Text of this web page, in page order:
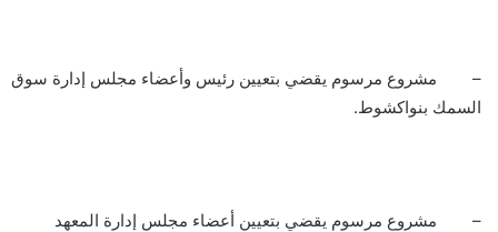
– مشروع مرسوم يقضي بتعيين رئيس وأعضاء مجلس إدارة سوق
السمك بنواكشوط.
– مشروع مرسوم يقضي بتعيين أعضاء مجلس إدارة المعهد